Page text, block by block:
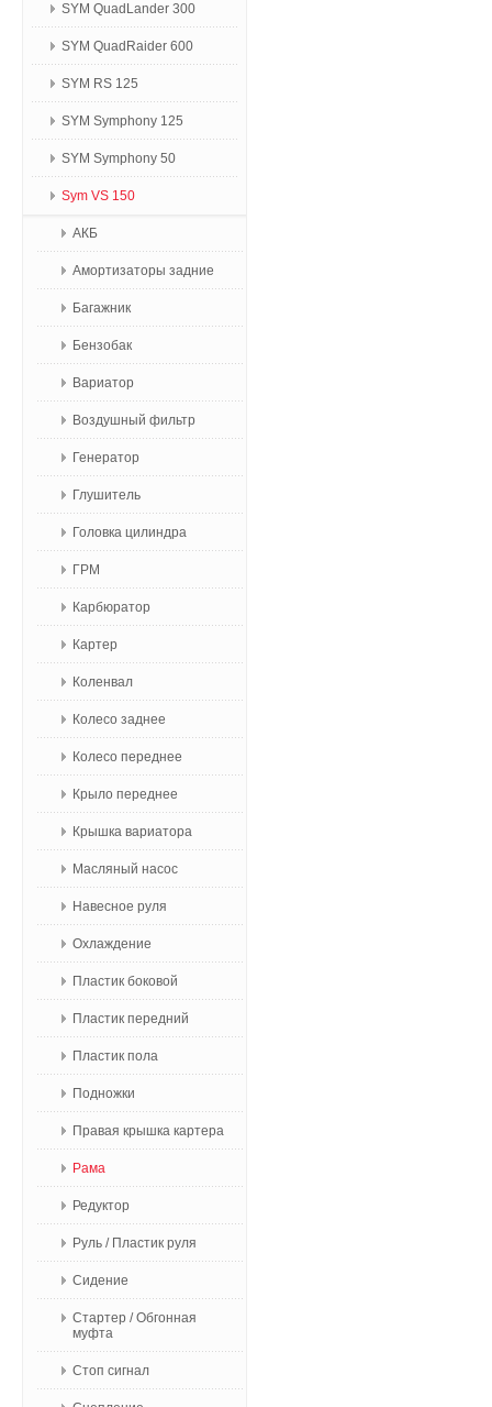
SYM QuadLander 300
SYM QuadRaider 600
SYM RS 125
SYM Symphony 125
SYM Symphony 50
Sym VS 150
АКБ
Амортизаторы задние
Багажник
Бензобак
Вариатор
Воздушный фильтр
Генератор
Глушитель
Головка цилиндра
ГРМ
Карбюратор
Картер
Коленвал
Колесо заднее
Колесо переднее
Крыло переднее
Крышка вариатора
Масляный насос
Навесное руля
Охлаждение
Пластик боковой
Пластик передний
Пластик пола
Подножки
Правая крышка картера
Рама
Редуктор
Руль / Пластик руля
Сидение
Стартер / Обгонная
муфта
Стоп сигнал